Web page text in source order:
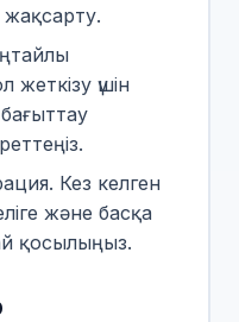
жақсарту.
жеткізу үшін
Кез келген
және басқа
қосылыңыз.